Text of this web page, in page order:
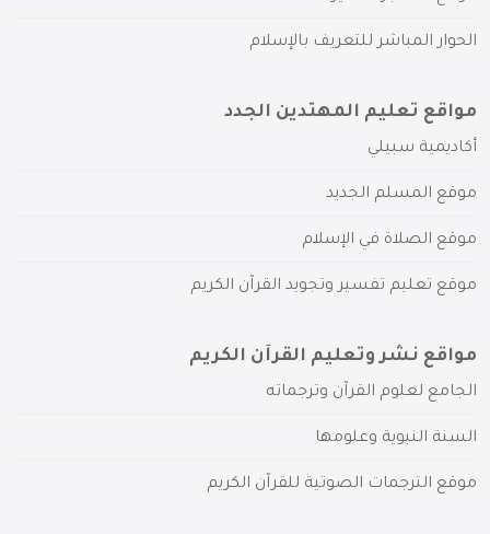
الحوار المباشر للتعريف بالإسلام
مواقع تعليم المهتدين الجدد
أكاديمية سبيلي
موقع المسلم الجديد
موقع الصلاة في الإسلام
موقع تعليم تفسير وتجويد القرآن الكريم
مواقع نشر وتعليم القرآن الكريم
الجامع لعلوم القرآن وترجماته
السنة النبوية وعلومها
موقع الترجمات الصوتية للقرآن الكريم